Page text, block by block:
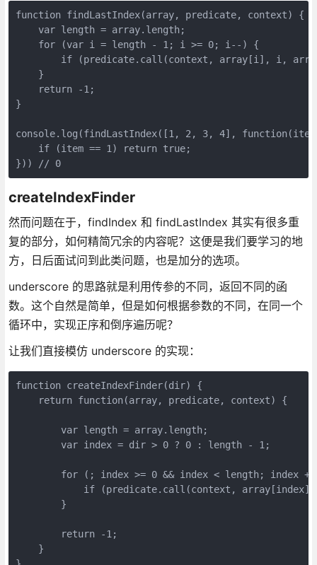
function findLastIndex(array, predicate, context) {
    var length = array.length;
    for (var i = length - 1; i >= 0; i--) {
if (predicate.call(context, array[i], i,
    }
    return -1;
}
console.log(findLastIndex([1, 2, 3, 4],
    if (item == 1) return true;
})) // 0
createIndexFinder
然而问题在于，findIndex 和 findLastIndex 其实有很多重
复的部分，如何精简冗余的内容呢？这便是我们要学习的地
方，日后面试问到此类问题，也是加分的选项。
underscore 的思路就是利用传参的不同，返回不同的函
数。这个自然是简单，但是如何根据参数的不同，在同一个
循环中，实现正序和倒序遍历呢？
让我们直接模仿 underscore 的实现：
function createIndexFinder(dir) {
    return function(array, predicate, context) {
        var length = array.length;
        var index = dir > 0 ? 0 : length - 1;
for (; index >= 0 && index < length; index
if (predicate.call(context,
        }
        return -1;
    }